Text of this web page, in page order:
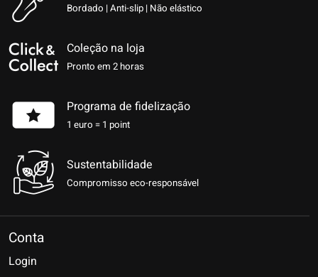
Bordado | Anti-slip | Não elástico
Coleção na loja
Pronto em 2 horas
Programa de fidelização
1 euro = 1 point
Sustentabilidade
Compromisso eco-responsável
Conta
Login